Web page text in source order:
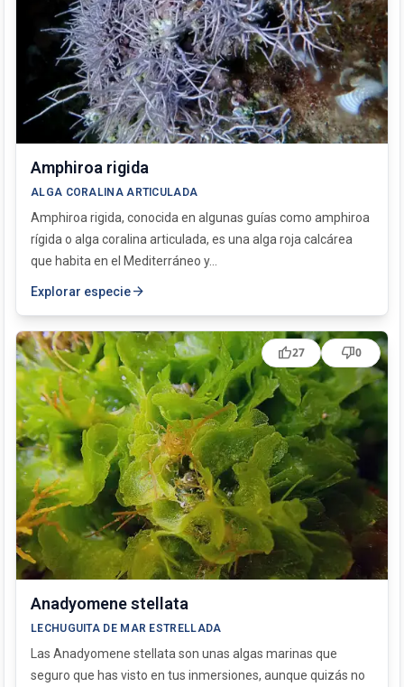
Amphiroa rigida
ALGA CORALINA ARTICULADA
Amphiroa rigida, conocida en algunas guías como amphiroa
rígida o alga coralina articulada, es una alga roja calcárea
que habita en el Mediterráneo y...
Explorar especiearrow_forward
Anadyomene stellata
LECHUGUITA DE MAR ESTRELLADA
Las Anadyomene stellata son unas algas marinas que
seguro que has visto en tus inmersiones, aunque quizás no
thumb_up27 thumb_down0